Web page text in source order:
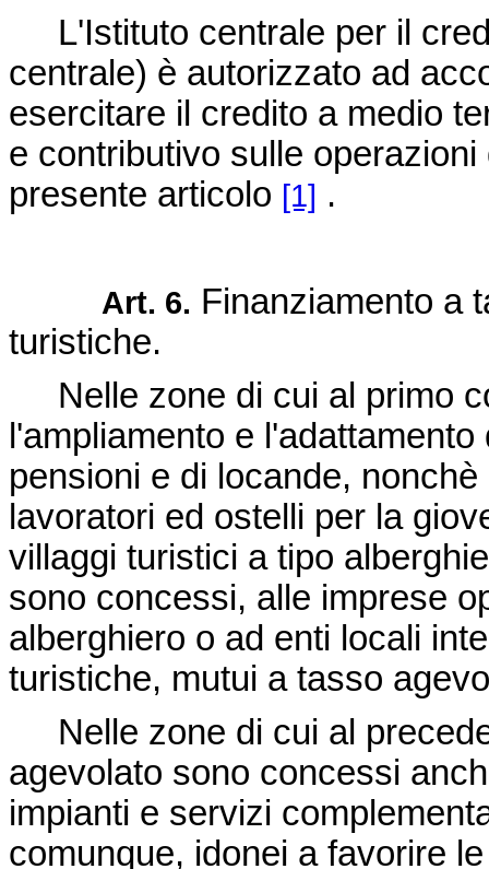
L'Istituto centrale per il
centrale) è autorizzato ad
esercitare il credito a medio
e contributivo sulle
presente articolo [1] .
Art. 6. Finanziamento a
turistiche.
Nelle zone di cui al primo
l'ampliamento e
pensioni e di locande,
lavoratori ed ostelli per la
villaggi turistici a tipo
sono concessi, alle imprese
alberghiero o ad enti locali
turistiche, mutui a tasso
Nelle zone di cui al
agevolato sono concessi
impianti e servizi
comunque, idonei a favorire